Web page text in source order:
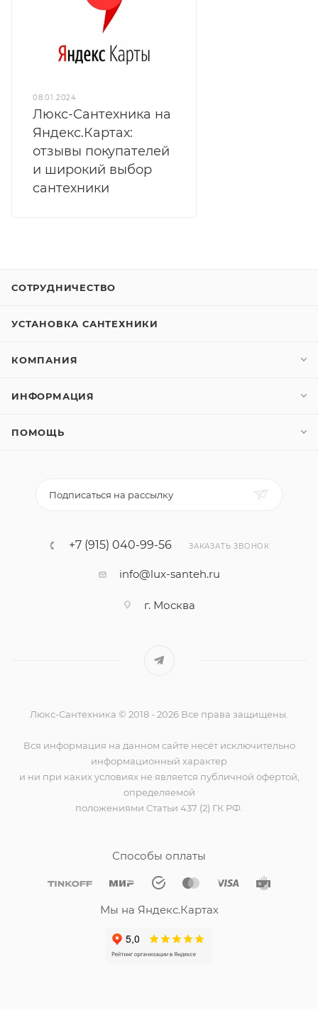
08.01.2024
Люкс-Сантехника на
Яндекс.Картах:
отзывы покупателей
и широкий выбор
сантехники
СОТРУДНИЧЕСТВО
УСТАНОВКА САНТЕХНИКИ
КОМПАНИЯ
ИНФОРМАЦИЯ
ПОМОЩЬ
Подписаться на рассылку
+7 (915) 040-99-56 ЗАКАЗАТЬ ЗВОНОК
info@lux-santeh.ru
г. Москва
Люкс-Сантехника © 2018 - 2026 Все права защищены.
Вся информация на данном сайте несёт исключительно
информационный характер
и ни при каких условиях не является публичной офертой,
определяемой
положениями Статьи 437 (2) ГК РФ.
Способы оплаты
Мы на Яндекс.Картах